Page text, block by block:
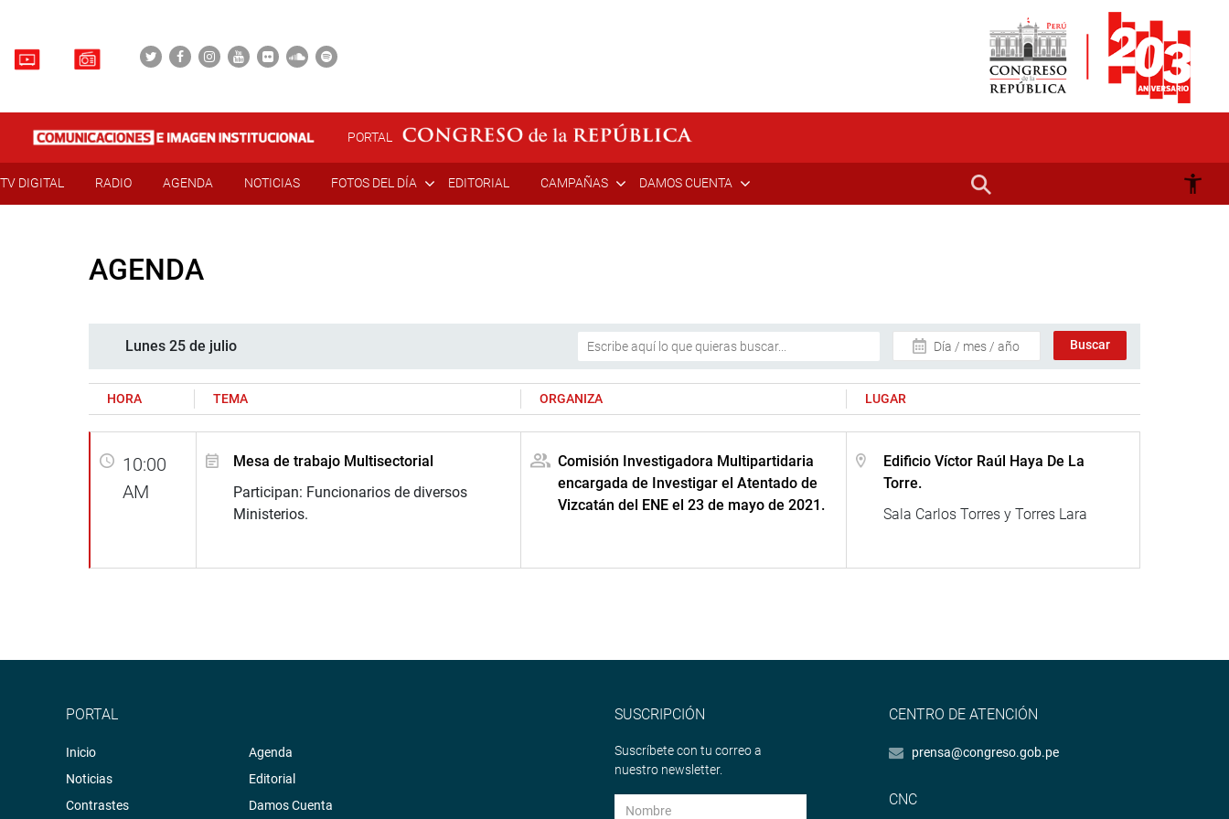
PORTAL
TV DIGITAL RADIO AGENDA NOTICIAS FOTOS DEL DÍA EDITORIAL CAMPAÑAS DAMOS CUENTA
AGENDA
Lunes 25 de julio Día / mes / año
HORA TEMA ORGANIZA LUGAR
10:00
AM
Mesa de trabajo Multisectorial
Participan: Funcionarios de diversos
Ministerios.
Comisión Investigadora Multipartidaria
encargada de Investigar el Atentado de
Vizcatán del ENE el 23 de mayo de 2021.
Edificio Víctor Raúl Haya De La
Torre.
Sala Carlos Torres y Torres Lara
PORTAL
Inicio
Noticias
Contrastes
Agenda
Editorial
Damos Cuenta
SUSCRIPCIÓN
Suscríbete con tu correo a
nuestro newsletter.
CENTRO DE ATENCIÓN
prensa@congreso.gob.pe
CNC